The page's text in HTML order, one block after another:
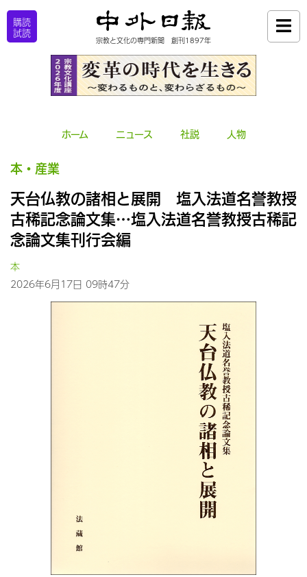
購読
試読
宗教と文化の専門新聞 創刊1897年
ホーム ニュース 社説 人物
本・産業
天台仏教の諸相と展開 塩入法道名誉教授
古稀記念論文集…塩入法道名誉教授古稀記
念論文集刊行会編
本
2026年6月17日 09時47分